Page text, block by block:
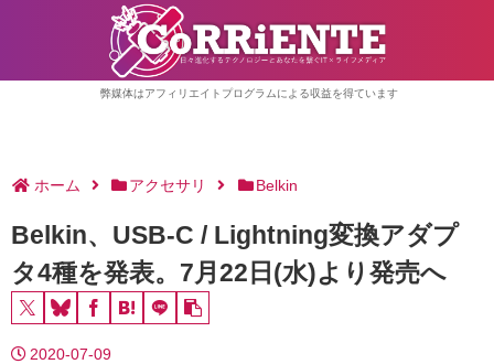
弊媒体はアフィリエイトプログラムによる収益を得ています
ホーム アクセサリ Belkin
Belkin、USB-C / Lightning変換アダプ
タ4種を発表。7月22日(水)より発売へ
2020-07-09